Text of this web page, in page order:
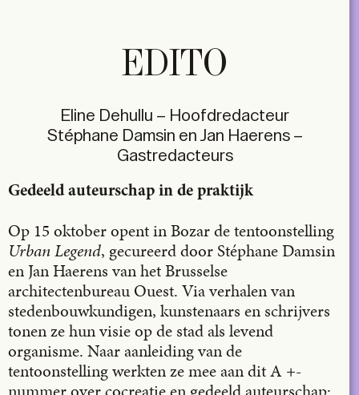
EDITO
Eline Dehullu – Hoofdredacteur
Stéphane Damsin en Jan Haerens –
Gastredacteurs
Gedeeld auteurschap in de praktijk
Op 15 oktober opent in Bozar de tentoonstelling
Urban Legend, gecureerd door Stéphane Damsin
en Jan Haerens van het Brusselse
architectenbureau Ouest. Via verhalen van
stedenbouwkundigen, kunstenaars en schrijvers
tonen ze hun visie op de stad als levend
organisme. Naar aanleiding van de
tentoonstelling werkten ze mee aan dit A +-